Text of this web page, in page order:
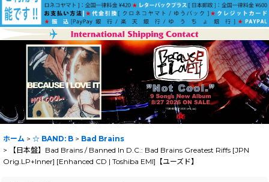
ホーム > ☆ BAND: B > Bad Brains
>
【日本盤】Bad Brains / Banned In D.C.: Bad Brains Greatest Riffs [JPN
Orig.LP+Inner] [Enhanced CD | Toshiba EMI]【ユーズド】